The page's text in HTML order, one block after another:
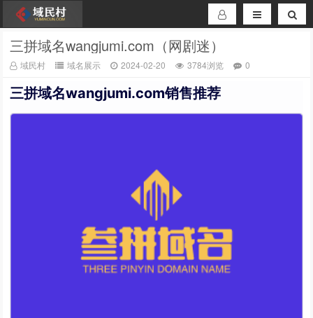
三拼域名wangjumi.com（网剧迷）
域民村 域名展示 2024-02-20 3784浏览 0
三拼域名wangjumi.com销售推荐